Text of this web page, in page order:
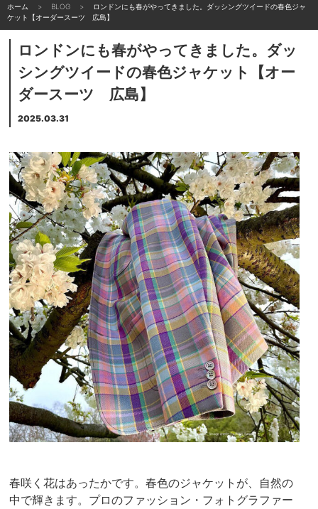
ホーム BLOG
ロンドンにも春がやってきました。ダッシングツイードの春色ジャ
ケット【オーダースーツ 広島】
ロンドンにも春がやってきました。ダッ
シングツイードの春色ジャケット【オー
ダースーツ 広島】
2025.03.31
春咲く花はあったかです。春色のジャケットが、自然の
中で輝きます。プロのファッション・フォトグラファー